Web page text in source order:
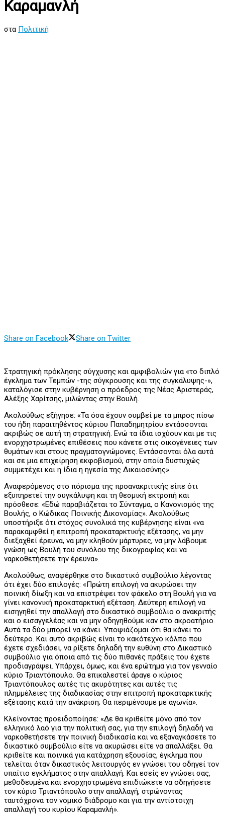
Καραμανλή
στα Πολιτική
Share on Facebook Share on Twitter
Στρατηγική πρόκλησης σύγχυσης και αμφιβολιών για «το διπλό
έγκλημα των Τεμπών -της σύγκρουσης και της συγκάλυψης-»,
καταλόγισε στην κυβέρνηση ο πρόεδρος της Νέας Αριστεράς,
Αλέξης Χαρίτσης, μιλώντας στην Βουλή.
Ακολούθως εξήγησε: «Τα όσα έχουν συμβεί με τα μπρος πίσω
του ήδη παραιτηθέντος κύριου Παπαδημητρίου εντάσσονται
ακριβώς σε αυτή τη στρατηγική. Ενώ τα ίδια ισχύουν και με τις
ενορχηστρωμένες επιθέσεις που κάνετε στις οικογένειες των
θυμάτων και στους πραγματογνώμονες. Εντάσσονται όλα αυτά
και σε μια επιχείρηση εκφοβισμού, στην οποία δυστυχώς
συμμετέχει και η ίδια η ηγεσία της Δικαιοσύνης».
Αναφερόμενος στο πόρισμα της προανακριτικής είπε ότι
εξυπηρετεί την συγκάλυψη και τη θεσμική εκτροπή και
πρόσθεσε: «Εδώ παραβιάζεται το Σύνταγμα, ο Κανονισμός της
Βουλής, ο Κώδικας Ποινικής Δικονομίας». Ακολούθως
υποστήριξε ότι στόχος συνολικά της κυβέρνησης είναι «να
παρακαμφθεί η επιτροπή προκαταρκτικής εξέτασης, να μην
διεξαχθεί έρευνα, να μην κληθούν μάρτυρες, να μην λάβουμε
γνώση ως Βουλή του συνόλου της δικογραφίας και να
ναρκοθετήσετε την έρευνα».
Ακολούθως, αναφέρθηκε στο δικαστικό συμβούλιο λέγοντας
ότι έχει δύο επιλογές: «Πρώτη επιλογή να ακυρώσει την
ποινική δίωξη και να επιστρέψει τον φάκελο στη Βουλή για να
γίνει κανονική προκαταρκτική εξέταση. Δεύτερη επιλογή να
εισηγηθεί την απαλλαγή στο δικαστικό συμβούλιο ο ανακριτής
και ο εισαγγελέας και να μην οδηγηθούμε καν στο ακροατήριο.
Αυτά τα δύο μπορεί να κάνει. Υποψιάζομαι ότι θα κάνει το
δεύτερο. Και αυτό ακριβώς είναι το κακότεχνο κόλπο που
έχετε σχεδιάσει, να ρίξετε δηλαδή την ευθύνη στο Δικαστικό
συμβούλιο για όποια από τις δύο πιθανές πράξεις του έχετε
προδιαγράψει. Υπάρχει, όμως, και ένα ερώτημα για τον γενναίο
κύριο Τριαντόπουλο. Θα επικαλεστεί άραγε ο κύριος
Τριαντόπουλος αυτές τις ακυρότητες και αυτές τις
πλημμέλειες της διαδικασίας στην επιτροπή προκαταρκτικής
εξέτασης κατά την ανάκριση; Θα περιμένουμε με αγωνία».
Κλείνοντας προειδοποίησε: «Δε θα κριθείτε μόνο από τον
ελληνικό λαό για την πολιτική σας, για την επιλογή δηλαδή να
ναρκοθετήσετε την ποινική διαδικασία και να εξαναγκάσετε το
δικαστικό συμβούλιο είτε να ακυρώσει είτε να απαλλάξει. Θα
κριθείτε και ποινικά για κατάχρηση εξουσίας, έγκλημα που
τελείται όταν δικαστικός λειτουργός εν γνώσει του οδηγεί τον
υπαίτιο εγκλήματος στην απαλλαγή. Και εσείς εν γνώσει σας,
μεθοδευμένα και ενορχηστρωμένα επιδιώκετε να οδηγήσετε
τον κύριο Τριαντόπουλο στην απαλλαγή, στρώνοντας
ταυτόχρονα τον νομικό διάδρομο και για την αντίστοιχη
απαλλαγή του κυρίου Καραμανλή».